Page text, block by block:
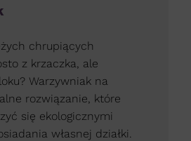
chrupiących
z krzaczka, ale
Warzywniak na
rozwiązanie, które
się ekologicznymi
własnej działki.